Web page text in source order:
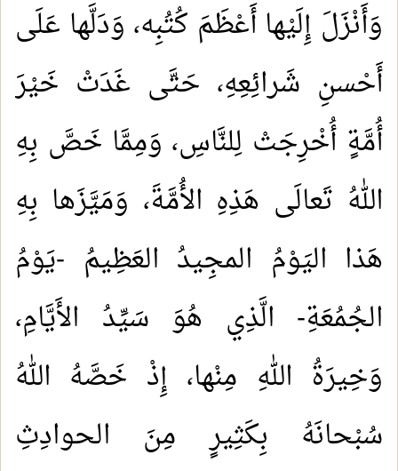
وَأَنْزَلَ إِلَيْها أَعْظَمَ كُتُبِه، وَدَلَّها عَلَى
أَحْسنِ شَرائِعِهِ، حَتَّى غَدَتْ خَيْرَ
أُمَّةٍ أُخْرِجَتْ لِلنَّاسِ، وَمِمَّا خَصَّ بِهِ
اللهُ تَعالَى هَذِهِ الأُمَّةَ، وَمَيَّزَها بِهِ
هَذا اليَوْمُ المجِيدُ العَظِيمُ -يَوْمُ
الجُمُعَةِ- الَّذِي هُوَ سَيِّدُ الأَيَّامِ،
وَخِيرَةُ اللهِ مِنْها، إِذْ خَصَّهُ اللهُ
سُبْحانَهُ بِكَثِيرٍ مِنَ الحوادِثِ